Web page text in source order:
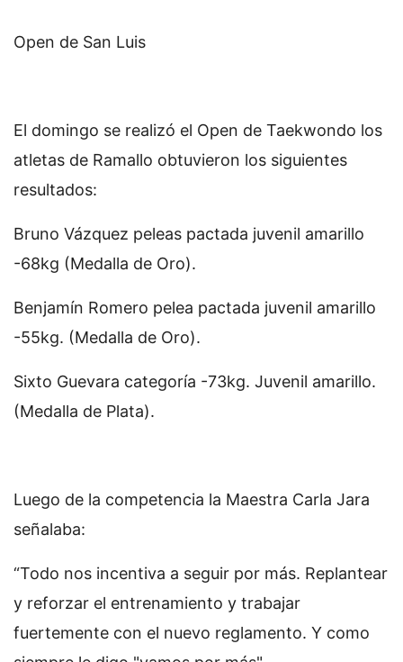
Open de San Luis
El domingo se realizó el Open de Taekwondo los
atletas de Ramallo obtuvieron los siguientes
resultados:
Bruno Vázquez peleas pactada juvenil amarillo
-68kg (Medalla de Oro).
Benjamín Romero pelea pactada juvenil amarillo
-55kg. (Medalla de Oro).
Sixto Guevara categoría -73kg. Juvenil amarillo.
(Medalla de Plata).
Luego de la competencia la Maestra Carla Jara
señalaba:
“Todo nos incentiva a seguir por más. Replantear
y reforzar el entrenamiento y trabajar
fuertemente con el nuevo reglamento. Y como